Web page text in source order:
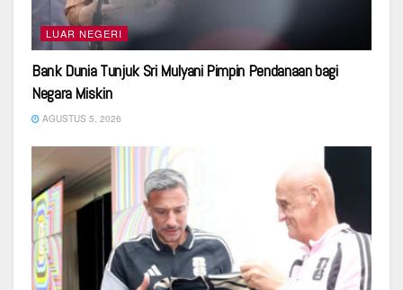
LUAR NEGERI
Bank Dunia Tunjuk Sri Mulyani Pimpin Pendanaan bagi
Negara Miskin
AGUSTUS 5, 2026